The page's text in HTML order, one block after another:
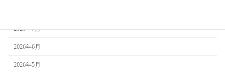
2026年7月
2026年6月
2026年5月